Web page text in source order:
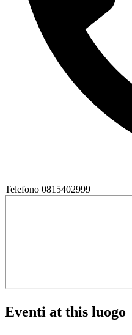
Telefono 0815402999
Eventi at this luogo